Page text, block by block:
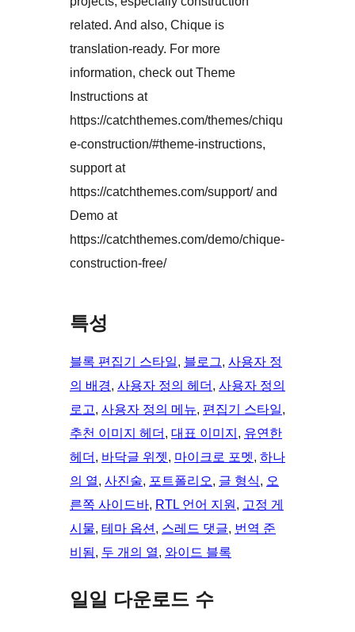
related. And also, Chique is
translation-ready. For more
information, check out Theme
Instructions at
https://catchthemes.com/themes/chiqu
e-construction/#theme-instructions,
support at
https://catchthemes.com/support/ and
Demo at
https://catchthemes.com/demo/chique-
construction-free/
특성
블록 편집기 스타일, 블로그, 사용자 정
의 배경, 사용자 정의 헤더 , 사용자 정의
로고, 사용자 정의 메뉴, 편집기 스타일
추천 이미지 헤더 , 대표 이미지 , 유연한
헤더 , 바닥글 위젯, 마이크로 포멧, 하나
의 열, 사진술, 포트폴리오, 글 형식, 오
른쪽 사이드바, RTL 언어 지원 , 고정 게
시물, 테마 옵션 , 스레드 댓글, 번역 준
비됨, 두 개의 열, 와이드 블록
일일 다운로드 수